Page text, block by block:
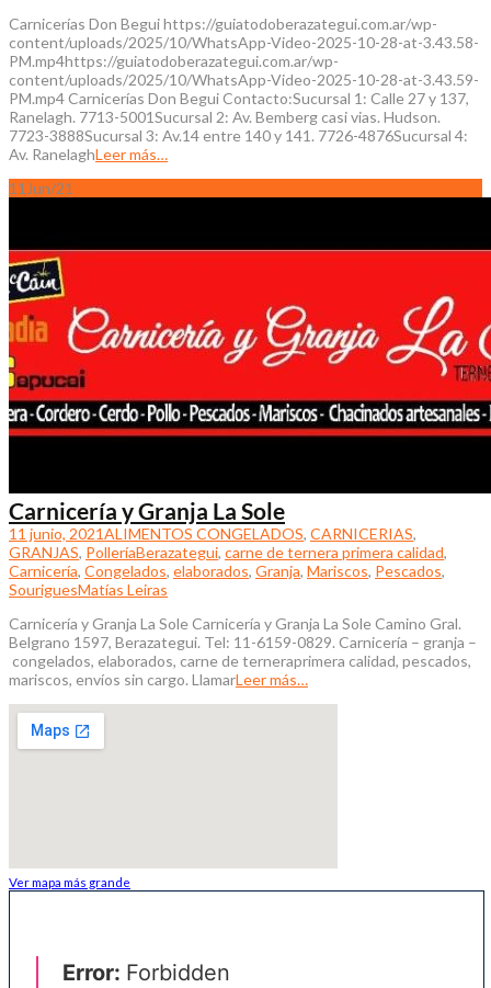
Carnicerías Don Begui https://guiatodoberazategui.com.ar/wp-
content/uploads/2025/10/WhatsApp-Video-2025-10-28-at-3.43.58-
PM.mp4https://guiatodoberazategui.com.ar/wp-
content/uploads/2025/10/WhatsApp-Video-2025-10-28-at-3.43.59-
PM.mp4 Carnicerías Don Begui Contacto:Sucursal 1: Calle 27 y 137,
Ranelagh. 7713-5001Sucursal 2: Av. Bemberg casi vias. Hudson.
7723-3888Sucursal 3: Av.14 entre 140 y 141. 7726-4876Sucursal 4:
Av. RanelaghLeer más…
11 Jun/21
Carnicería y Granja La Sole
11 junio, 2021ALIMENTOS CONGELADOS, CARNICERIAS,
GRANJAS, PolleríaBerazategui, carne de ternera primera calidad,
Carnicería, Congelados, elaborados, Granja, Mariscos, Pescados,
SouriguesMatías Leiras
Carnicería y Granja La Sole Carnicería y Granja La Sole Camino Gral.
Belgrano 1597, Berazategui. Tel: 11-6159-0829. Carnicería – granja –
congelados, elaborados, carne de terneraprimera calidad, pescados,
mariscos, envíos sin cargo. LlamarLeer más…
Ver mapa más grande